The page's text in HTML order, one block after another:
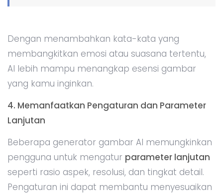
Dengan menambahkan kata-kata yang
membangkitkan emosi atau suasana tertentu,
AI lebih mampu menangkap esensi gambar
yang kamu inginkan.
4. Memanfaatkan Pengaturan dan Parameter
Lanjutan
Beberapa generator gambar AI memungkinkan
pengguna untuk mengatur parameter lanjutan
seperti rasio aspek, resolusi, dan tingkat detail.
Pengaturan ini dapat membantu menyesuaikan